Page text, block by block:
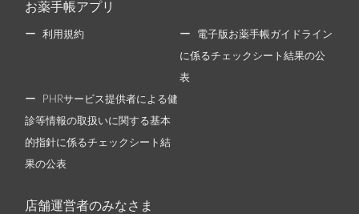
お薬手帳アプリ
利用規約 電子版お薬手帳ガイドライン
に係るチェックシート結果の公
表
PHRサービス提供者による健
診等情報の取扱いに関する基本
的指針に係るチェックシート結
果の公表
店舗運営者のみなさま